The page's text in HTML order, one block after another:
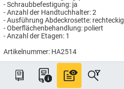
- Schraubbefestigung: ja
- Anzahl der Handtuchhalter: 2
- Ausführung Abdeckrosette: rechteckig
- Oberflächenbehandlung: poliert
- Anzahl der Etagen: 1
Artikelnummer: HA2514